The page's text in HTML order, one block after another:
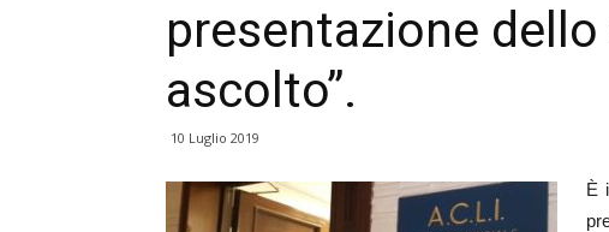
presentazione
ascolto”.
10 Luglio 2019
È